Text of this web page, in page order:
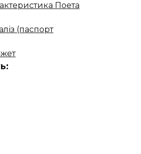
Поета
(паспорт